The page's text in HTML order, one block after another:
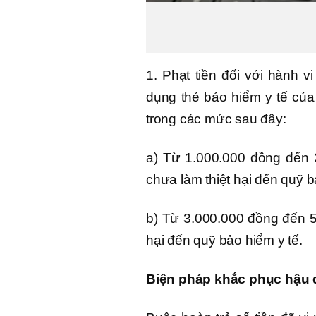
1. Phạt tiền đối với hành
dụng thẻ bảo hiểm y tế
trong các mức sau đây:
a) Từ 1.000.000 đồng
chưa làm thiệt hại đến quỹ
b) Từ 3.000.000 đồng đến
hại đến quỹ bảo hiểm y tế.
Biện pháp khắc phục hậu